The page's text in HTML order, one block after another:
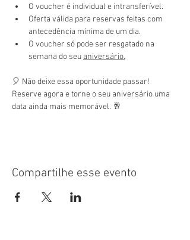
O voucher é individual e intransferível.
Oferta válida para reservas feitas com
antecedência mínima de um dia.
O voucher só pode ser resgatado na
semana do seu aniversário.
🎈 Não deixe essa oportunidade passar!
Reserve agora e torne o seu aniversário uma
data ainda mais memorável. 🥂
Compartilhe esse evento